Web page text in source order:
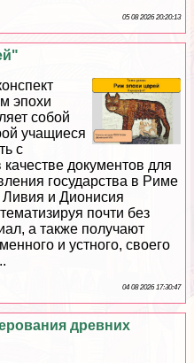
05 08 2026 20:20:13
эпохи
собой
учащиеся
с
документов для
государства в Риме
Ливия и Дионисия
почти без
а также получают
и устного, своего
04 08 2026 17:30:47
древних